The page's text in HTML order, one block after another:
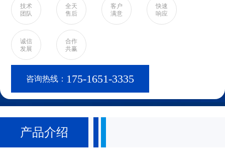
式悬挂起重机由于有特殊的柔韧性和自由度，它可以倾斜于运行轨道行走，
也可以在变跨度轨道中。这对于其他种类的同类产品来说是不可能的事情，
KBK柔性吊挂件起重机大跨度8m,起重量为1000Kg. 1.柔性组合式悬挂起
重机的悬挂方式根据客户的厂房现有条件不同可灵活变化，有多种方式可供
选择。 2.柔性组合式悬挂起重机自重特别轻，滑轮与轨道之间的摩擦力
很小，操作轻便，可以很轻松的用手移动，能够很迅速的输送搬运那些不太
方便的轻小型的物件。系统配备的环链电动葫芦及其行走驱动装置，电器控
合式悬挂起重机的轨道根据吊重和吊点之间的距离三种型号：KBK-I、KBK-
II、KBK-III等，这些标准组件为冷轧特种型材。型材是中空的冷压型材，型材
技术
团队
全天
售后
客户
满意
快速
响应
诚信
发展
合作
共赢
咨询热线： 175-1651-3335
产品介绍